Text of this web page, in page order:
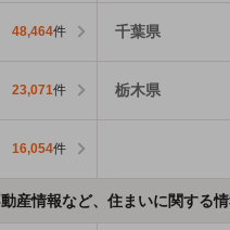
48,464件 千葉県
23,071件 栃木県
16,054件
産情報など、住まいに関する